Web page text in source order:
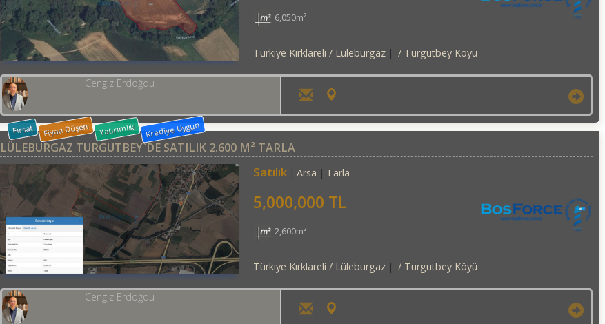
6,050m²
Türkiye Kırklareli / Lüleburgaz / Turgutbey Köyü
Cengiz Erdoğdu
Fırsat Fiyatı Düşen Yatırımlık Krediye Uygun
LÜLEBURGAZ TURGUTBEY`DE SATILIK 2.600 M² TARLA
Satılık Arsa Tarla
5,000,000 TL
2,600m²
Türkiye Kırklareli / Lüleburgaz / Turgutbey Köyü
Cengiz Erdoğdu